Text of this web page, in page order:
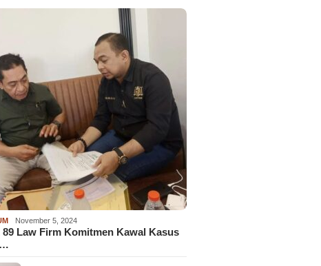
November 5, 2024
89 Law Firm Komitmen Kawal Kasus